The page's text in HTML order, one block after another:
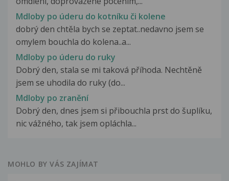
Mdloby po úderu do kotníku či kolene
dobrý den chtěla bych se zeptat..nedavno jsem se
omylem bouchla do kolena..a...
Mdloby po úderu do ruky
Dobrý den, stala se mi taková příhoda. Nechtěně
jsem se uhodila do ruky (do...
Mdloby po zranění
Dobrý den, dnes jsem si přibouchla prst do šuplíku,
nic vážného, tak jsem opláchla...
MOHLO BY VÁS ZAJÍMAT